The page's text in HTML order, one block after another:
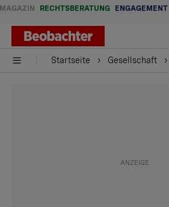
MAGAZIN RECHTSBERATUNG ENGAGEMENT
Startseite Gesellschaft